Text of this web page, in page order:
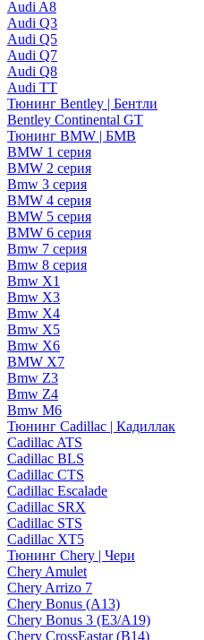
Audi A8
Audi Q3
Audi Q5
Audi Q7
Audi Q8
Audi TT
Тюнинг Bentley | Бентли
Bentley Continental GT
Тюнинг BMW | БМВ
BMW 1 серия
BMW 2 серия
Bmw 3 серия
BMW 4 серия
BMW 5 серия
BMW 6 серия
Bmw 7 серия
Bmw 8 серия
Bmw X1
Bmw X3
Bmw X4
Bmw X5
Bmw X6
BMW X7
Bmw Z3
Bmw Z4
Bmw М6
Тюнинг Cadillac | Кадиллак
Cadillac ATS
Cadillac BLS
Cadillac CTS
Cadillac Escalade
Cadillac SRX
Cadillac STS
Cadillac XT5
Тюнинг Chery | Чери
Chery Amulet
Chery Arrizo 7
Chery Bonus (A13)
Chery Bonus 3 (E3/A19)
Chery CrossEastar (B14)